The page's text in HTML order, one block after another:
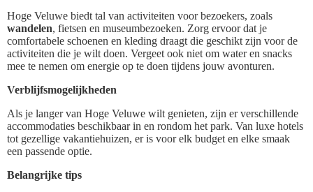
Hoge Veluwe biedt tal van activiteiten voor bezoekers, zoals
wandelen, fietsen en museumbezoeken. Zorg ervoor dat je
comfortabele schoenen en kleding draagt die geschikt zijn voor de
activiteiten die je wilt doen. Vergeet ook niet om water en snacks
mee te nemen om energie op te doen tijdens jouw avonturen.
Verblijfsmogelijkheden
Als je langer van Hoge Veluwe wilt genieten, zijn er verschillende
accommodaties beschikbaar in en rondom het park. Van luxe hotels
tot gezellige vakantiehuizen, er is voor elk budget en elke smaak
een passende optie.
Belangrijke tips